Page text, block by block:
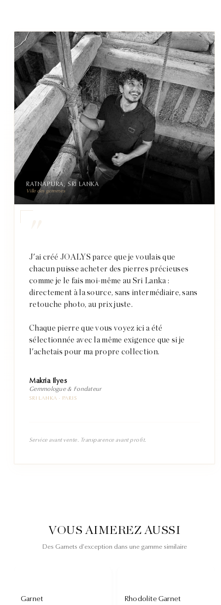
J'ai créé JOALYS parce que je voulais que
chacun puisse acheter des pierres précieuses
comme je le fais moi-même au Sri Lanka :
directement à la source, sans intermédiaire, sans
retouche photo, au prix juste.
Chaque pierre que vous voyez ici a été
sélectionnée avec la même exigence que si je
l'achetais pour ma propre collection.
Makria Ilyes
Gemmologue & Fondateur
SRI LANKA · PARIS
Service avant vente. Transparence avant profit.
RATNAPURA, SRI LANKA
Ville des gemmes
VOUS AIMEREZ AUSSI
Des Garnets d'exception dans une gamme similaire
Garnet Rhodolite Garnet